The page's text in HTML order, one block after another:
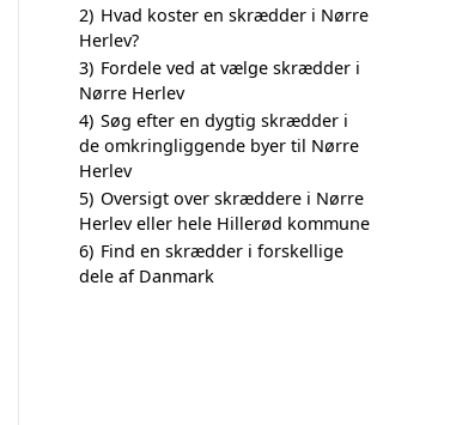
2) Hvad koster en skrædder i Nørre
Herlev?
3) Fordele ved at vælge skrædder i
Nørre Herlev
4) Søg efter en dygtig skrædder i
de omkringliggende byer til Nørre
Herlev
5) Oversigt over skræddere i Nørre
Herlev eller hele Hillerød kommune
6) Find en skrædder i forskellige
dele af Danmark